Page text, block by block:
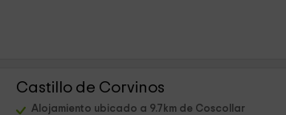
Castillo de Corvinos
Alojamiento ubicado a 9.7km de Coscollar